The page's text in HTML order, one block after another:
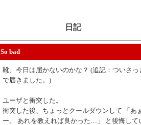
日記
So bad
靴、今日は届かないのかな？ (追記：ついさ
で届きました。)
ユーザと衝突した。
衝突した後、ちょっとクールダウンして 「あ
ー。 あれを教えれば良かった…」 と後悔して